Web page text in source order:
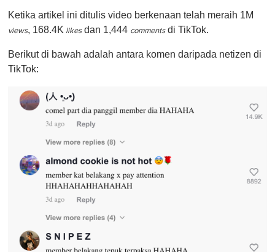
Ketika artikel ini ditulis video berkenaan telah meraih 1M
views, 168.4K likesdan 1,444 commentsdi TikTok.
Berikut di bawah adalah antara komen daripada netizen di
TikTok: